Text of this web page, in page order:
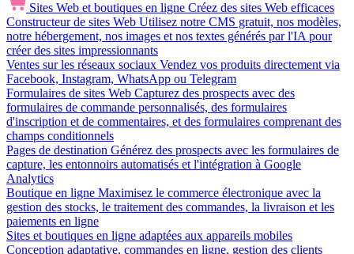
Sites Web et boutiques en ligne Créez des sites Web efficaces
Constructeur de sites Web Utilisez notre CMS gratuit, nos modèles,
notre hébergement, nos images et nos textes générés par l'IA pour
créer des sites impressionnants
Ventes sur les réseaux sociaux Vendez vos produits directement via
Facebook, Instagram, WhatsApp ou Telegram
Formulaires de sites Web Capturez des prospects avec des
formulaires de commande personnalisés, des formulaires
d'inscription et de commentaires, et des formulaires comprenant des
champs conditionnels
Pages de destination Générez des prospects avec les formulaires de
capture, les entonnoirs automatisés et l'intégration à Google
Analytics
Boutique en ligne Maximisez le commerce électronique avec la
gestion des stocks, le traitement des commandes, la livraison et les
paiements en ligne
Sites et boutiques en ligne adaptées aux appareils mobiles
Conception adaptative, commandes en ligne, gestion des clients